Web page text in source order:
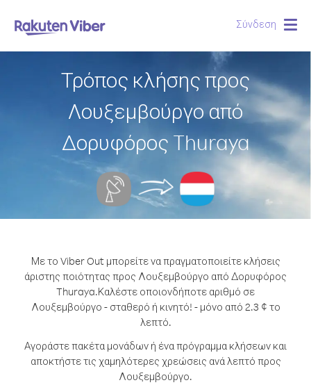
Σύνδεση
Τρόπος κλήσης προς
Λουξεμβούργο από
Δορυφόρος Thuraya
Με το Viber Out μπορείτε να πραγματοποιείτε κλήσεις
άριστης ποιότητας προς Λουξεμβούργο από Δορυφόρος
Thuraya.Καλέστε οποιονδήποτε αριθμό σε
Λουξεμβούργο - σταθερό ή κινητό! - μόνο από 2.3 ¢ το
λεπτό.
Αγοράστε πακέτα μονάδων ή ένα πρόγραμμα κλήσεων και
αποκτήστε τις χαμηλότερες χρεώσεις ανά λεπτό προς
Λουξεμβούργο.